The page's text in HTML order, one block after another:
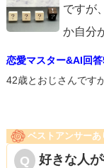
ですが
か自分
恋愛マスター&AI回
42歳とおじさんです
ベストアンサーあ
好きな人